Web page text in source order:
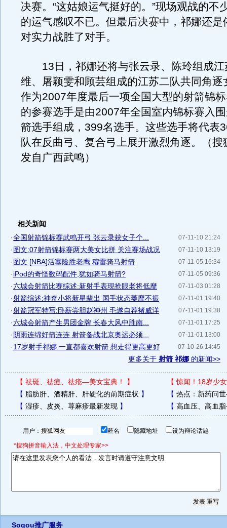
决赛。“这姑娘运气挺好的。”现场观战的不
的运气感叹不已。但最后决赛中，祁娜还是
对实力战胜了对手。
13日，祁娜还将与张云录、陈玲组成江
维、屠颖雯和顾芸组成的江苏二队共同角逐
作为2007年度最后一项全国大型的射箭锦
的参赛选手是由2007年全国室内锦标赛入
箭选手组成，399名选手。这些选手将代表
队在反曲弓、复合弓上展开激烈角逐。（搜
发自广西武鸣）
相关新闻
07-11-10 21:24
·全国射箭锦标赛武鸣开弓 张云录获女子个...
07-11-10 13:19
·图文:07射箭锦标赛两大美女比拼 关注赛场战况
07-11-05 16:34
·图文:[NBA]活塞险胜老鹰 穆雷骑马射箭
07-11-05 09:36
·iPod的奇怪数码配件,犹如骑马射箭?
07-11-03 01:28
·六城会射箭比赛综述:新射手表现抢眼老将低靡
07-11-01 19:40
·射箭综述:神奇小将新星辈出 国手状态萎靡不振
07-11-01 19:38
·射箭冠军特写:卧薪尝胆赵神州 毛遂自荐褚威洋
07-11-01 17:25
·六城会射箭产生男团金牌 长春大风中胜南...
07-11-01 13:00
·阴雨连绵好箭连连 射箭备战北京奥运必须...
07-10-26 14:45
·17岁射手祁娜:一直都喜欢射箭 想走得更高更好
更多关于 射箭 祁娜 的新闻>>
【 祛斑、祛痘、祛疮—美女宝典！ 】 【惊闻！18岁少
【 脂肪肝、酒精肝、肝硬化的前期症状 】 【 热点：新药问
【 湿疹、皮炎、荨麻疹最新发现】 【 高血压、高血
用户： 匿名 隐藏地址 设为辩论话题
*搜狗拼音输入法，中文处理专家>>
Sogou推广服务